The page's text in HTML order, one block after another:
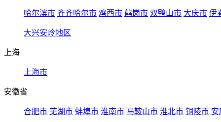
哈尔滨市 齐齐哈尔市 鸡西市 鹤岗市 双鸭山市 大庆市 伊
大兴安岭地区
上海
上海市
安徽省
合肥市 芜湖市 蚌埠市 淮南市 马鞍山市 淮北市 铜陵市 安